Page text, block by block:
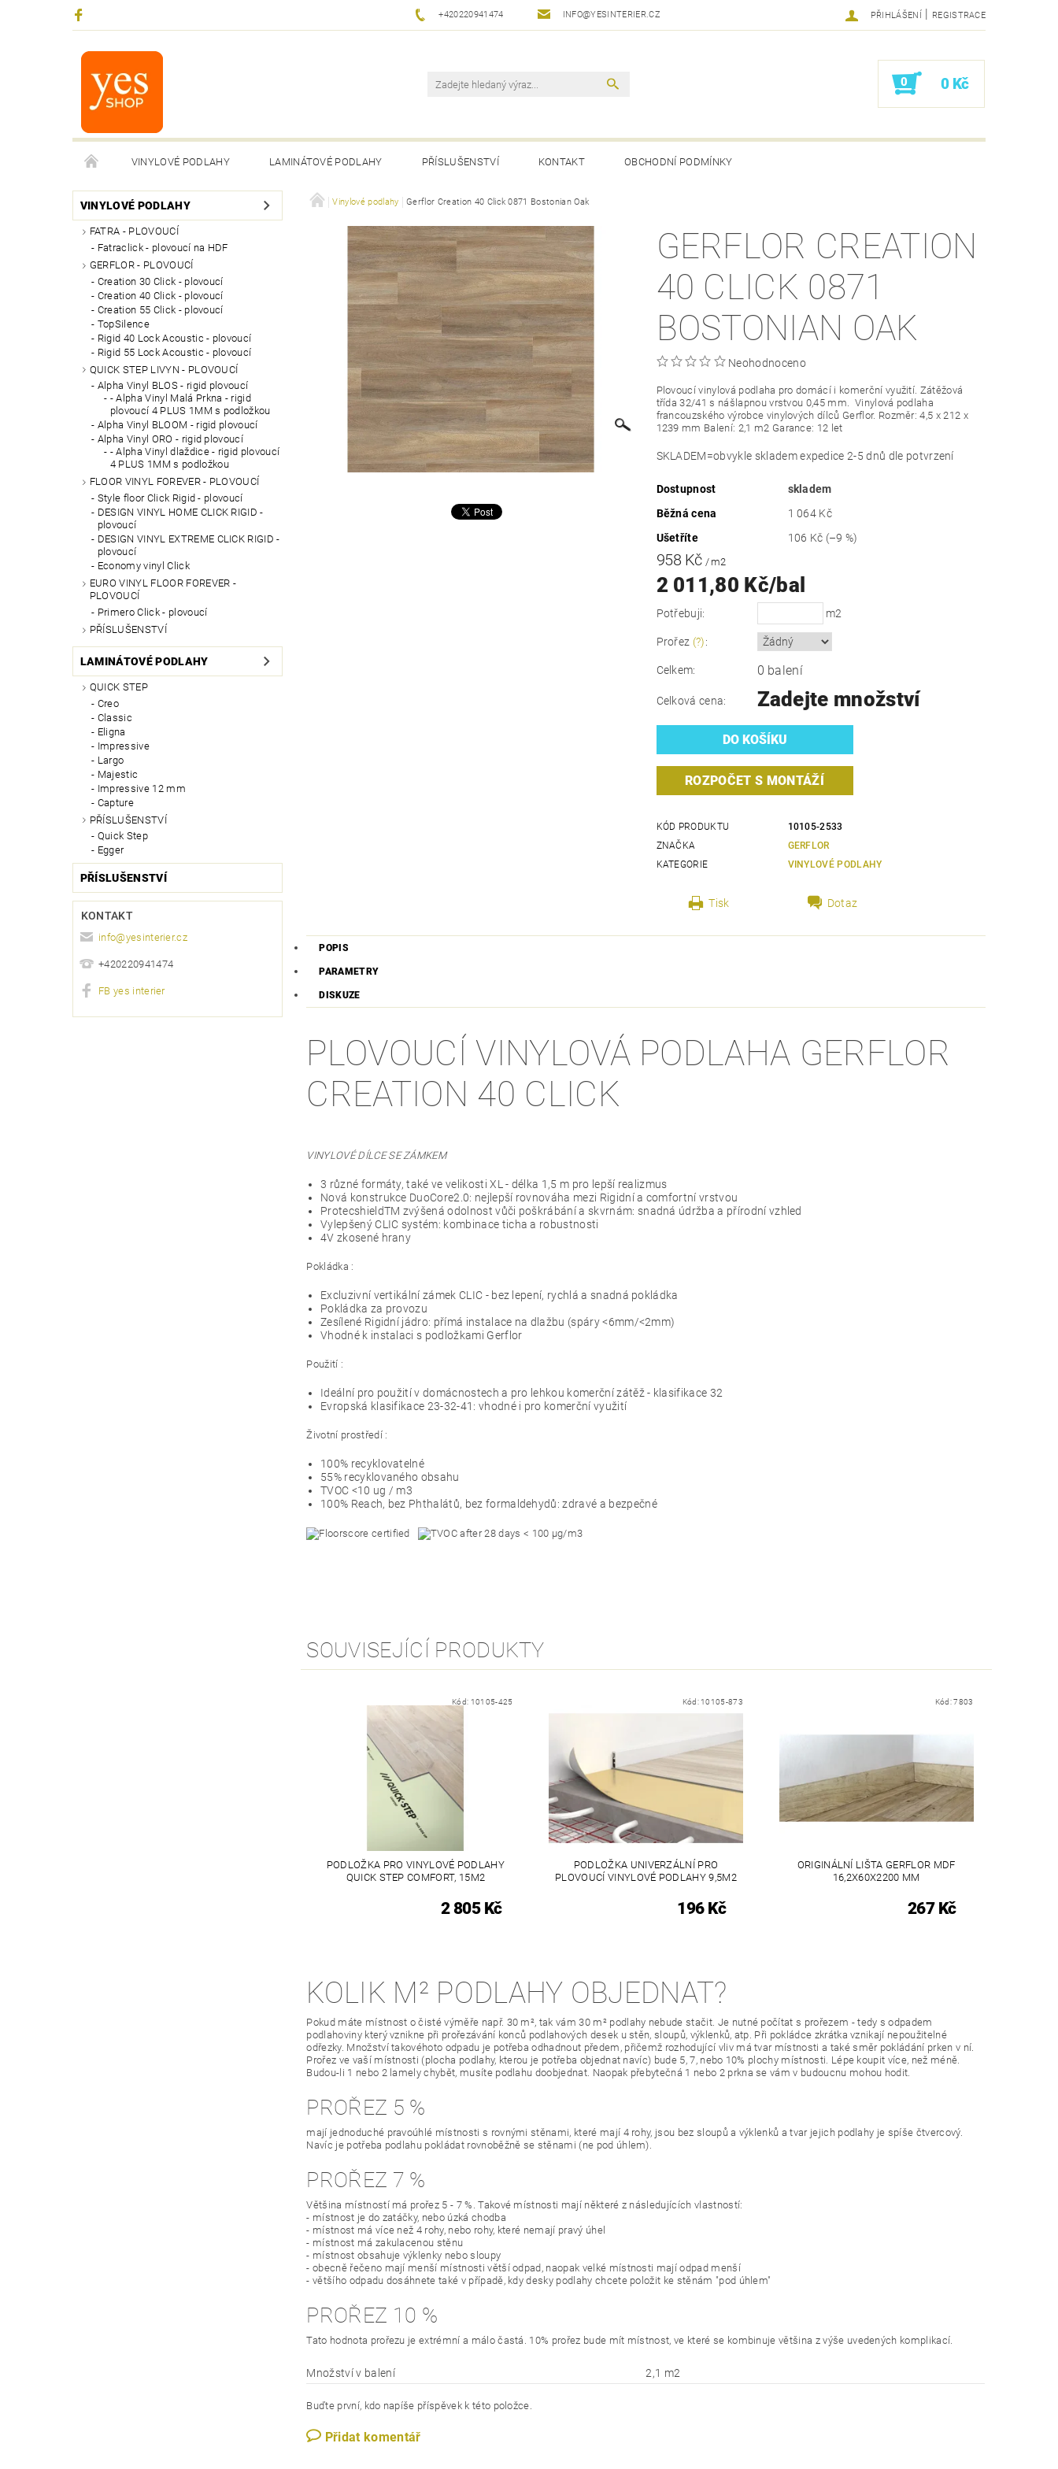
+420220941474 INFO@YESINTERIER.CZ PŘIHLÁŠENÍ | REGISTRACE
0 0 Kč
VINYLOVÉ PODLAHY LAMINÁTOVÉ PODLAHY PŘÍSLUŠENSTVÍ KONTAKT OBCHODNÍ PODMÍNKY
VINYLOVÉ PODLAHY
FATRA - PLOVOUCÍ
Fatraclick - plovoucí na HDF
GERFLOR - PLOVOUCÍ
Creation 30 Click - plovoucí
Creation 40 Click - plovoucí
Creation 55 Click - plovoucí
TopSilence
Rigid 40 Lock Acoustic - plovoucí
Rigid 55 Lock Acoustic - plovoucí
QUICK STEP LIVYN - PLOVOUCÍ
Alpha Vinyl BLOS - rigid plovoucí
- Alpha Vinyl Malá Prkna - rigid
plovoucí 4 PLUS 1MM s podložkou
Alpha Vinyl BLOOM - rigid plovoucí
Alpha Vinyl ORO - rigid plovoucí
- Alpha Vinyl dlaždice - rigid plovoucí
4 PLUS 1MM s podložkou
FLOOR VINYL FOREVER - PLOVOUCÍ
Style floor Click Rigid - plovoucí
DESIGN VINYL HOME CLICK RIGID -
plovoucí
DESIGN VINYL EXTREME CLICK RIGID -
plovoucí
Economy vinyl Click
EURO VINYL FLOOR FOREVER -
PLOVOUCÍ
Primero Click - plovoucí
PŘÍSLUŠENSTVÍ
LAMINÁTOVÉ PODLAHY
QUICK STEP
Creo
Classic
Eligna
Impressive
Largo
Majestic
Impressive 12 mm
Capture
PŘÍSLUŠENSTVÍ
Quick Step
Egger
PŘÍSLUŠENSTVÍ
KONTAKT
info@yesinterier.cz
+420220941474
FB yes interier
Vinylové podlahy Gerflor Creation 40 Click 0871 Bostonian Oak
GERFLOR CREATION
40 CLICK 0871
BOSTONIAN OAK
Neohodnoceno
Plovoucí vinylová podlaha pro domácí i komerční využití. Zátěžová
třída 32/41 s nášlapnou vrstvou 0,45 mm. Vinylová podlaha
francouzského výrobce vinylových dílců Gerflor. Rozměr: 4,5 x 212 x
1239 mm Balení: 2,1 m2 Garance: 12 let
SKLADEM=obvykle skladem expedice 2-5 dnů dle potvrzení
Dostupnost
skladem
Běžná cena
1 064 Kč
Ušetříte
106 Kč (–9 %)
958 Kč/ m2
2 011,80 Kč/bal
Potřebuji: m2
Prořez (?):
Celkem: 0 balení
Celková cena: Zadejte množství
ROZPOČET S MONTÁŽÍ
KÓD PRODUKTU
10105-2533
ZNAČKA
GERFLOR
KATEGORIE
VINYLOVÉ PODLAHY
Tisk Dotaz
POPIS
PARAMETRY
DISKUZE
PLOVOUCÍ VINYLOVÁ PODLAHA GERFLOR
CREATION 40 CLICK
VINYLOVÉ DÍLCE SE ZÁMKEM
3 různé formáty, také ve velikosti XL - délka 1,5 m pro lepší realizmus
Nová konstrukce DuoCore2.0: nejlepší rovnováha mezi Rigidní a comfortní vrstvou
ProtecshieldTM zvýšená odolnost vůči poškrábání a skvrnám: snadná údržba a přírodní vzhled
Vylepšený CLIC systém: kombinace ticha a robustnosti
4V zkosené hrany
Pokládka :
Excluzivní vertikální zámek CLIC - bez lepení, rychlá a snadná pokládka
Pokládka za provozu
Zesílené Rigidní jádro: přímá instalace na dlažbu (spáry <6mm/<2mm)
Vhodné k instalaci s podložkami Gerflor
Použití :
Ideální pro použití v domácnostech a pro lehkou komerční zátěž - klasifikace 32
Evropská klasifikace 23-32-41: vhodné i pro komerční využití
Životní prostředí :
100% recyklovatelné
55% recyklovaného obsahu
TVOC <10 ug / m3
100% Reach, bez Phthalátů, bez formaldehydů: zdravé a bezpečné
SOUVISEJÍCÍ PRODUKTY
Kód: 10105-425
PODLOŽKA PRO VINYLOVÉ PODLAHY
QUICK STEP COMFORT, 15M2
2 805 Kč
Kód: 10105-873
PODLOŽKA UNIVERZÁLNÍ PRO
PLOVOUCÍ VINYLOVÉ PODLAHY 9,5M2
196 Kč
Kód:7803
ORIGINÁLNÍ LIŠTA GERFLOR MDF
16,2X60X2200 MM
267 Kč
KOLIK M² PODLAHY OBJEDNAT?
Pokud máte místnost o čisté výměře např. 30 m², tak vám 30 m² podlahy nebude stačit. Je nutné počítat s prořezem - tedy s odpadem
podlahoviny který vznikne při prořezávání konců podlahových desek u stěn, sloupů, výklenků, atp. Při pokládce zkrátka vznikají nepoužitelné
odřezky. Množství takovéhoto odpadu je potřeba odhadnout předem, přičemž rozhodující vliv má tvar místnosti a také směr pokládání prken v ní.
Prořez ve vaší místnosti (plocha podlahy, kterou je potřeba objednat navíc) bude 5, 7, nebo 10% plochy místnosti. Lépe koupit více, než méně.
Budou-li 1 nebo 2 lamely chybět, musíte podlahu doobjednat. Naopak přebytečná 1 nebo 2 prkna se vám v budoucnu mohou hodit.
PROŘEZ 5 %
mají jednoduché pravoúhlé místnosti s rovnými stěnami, které mají 4 rohy, jsou bez sloupů a výklenků a tvar jejich podlahy je spíše čtvercový.
Navíc je potřeba podlahu pokládat rovnoběžně se stěnami (ne pod úhlem).
PROŘEZ 7 %
Většina místností má prořez 5 - 7 %. Takové místnosti mají některé z následujících vlastností:
- místnost je do zatáčky, nebo úzká chodba
- místnost má více než 4 rohy, nebo rohy, které nemají pravý úhel
- místnost má zakulacenou stěnu
- místnost obsahuje výklenky nebo sloupy
- obecně řečeno mají menší místnosti větší odpad, naopak velké místnosti mají odpad menší
- většího odpadu dosáhnete také v případě, kdy desky podlahy chcete položit ke stěnám "pod úhlem"
PROŘEZ 10 %
Tato hodnota prořezu je extrémní a málo častá. 10% prořez bude mít místnost, ve které se kombinuje většina z výše uvedených komplikací.
Množství v balení 2,1 m2
Buďte první, kdo napíše příspěvek k této položce.
Přidat komentář